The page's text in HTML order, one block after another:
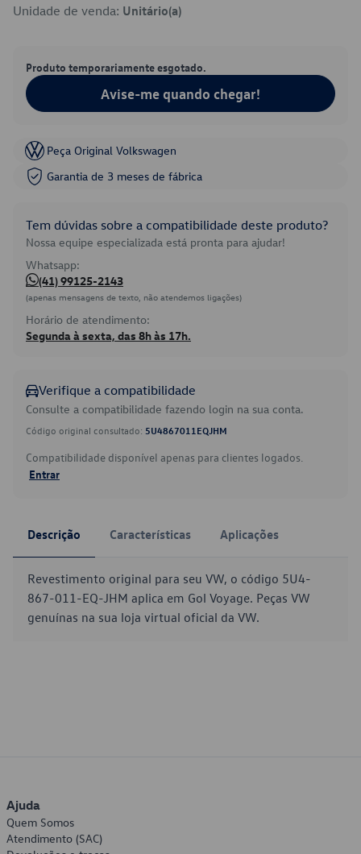
Unidade de venda: Unitário(a)
Produto temporariamente esgotado.
Avise-me quando chegar!
Peça Original Volkswagen
Garantia de 3 meses de fábrica
Tem dúvidas sobre a compatibilidade deste produto?
Nossa equipe especializada está pronta para ajudar!
Whatsapp:
(41) 99125-2143
(apenas mensagens de texto, não atendemos ligações)
Horário de atendimento:
Segunda à sexta, das 8h às 17h.
Verifique a compatibilidade
Consulte a compatibilidade fazendo login na sua conta.
Código original consultado: 5U4867011EQJHM
Compatibilidade disponível apenas para clientes logados.
Entrar
Descrição Características Aplicações
Revestimento original para seu VW, o código 5U4-
867-011-EQ-JHM aplica em Gol Voyage. Peças VW
genuínas na sua loja virtual oficial da VW.
Ajuda
Quem Somos
Atendimento (SAC)